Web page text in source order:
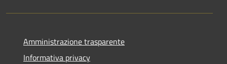
Amministrazione trasparente
Informativa privacy